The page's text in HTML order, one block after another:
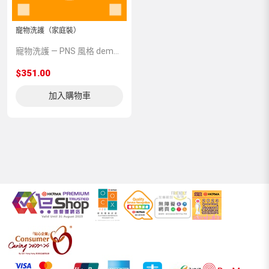
寵物洗護（家庭裝）
寵物洗護 — PNS 風格 demo 占位商品，方便首頁與分類頁版位演示，上線前由業務替換為真實 SKU。
$351.00
加入購物車